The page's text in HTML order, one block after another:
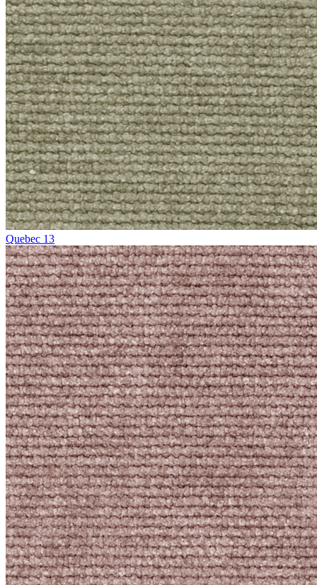
Quebec 13